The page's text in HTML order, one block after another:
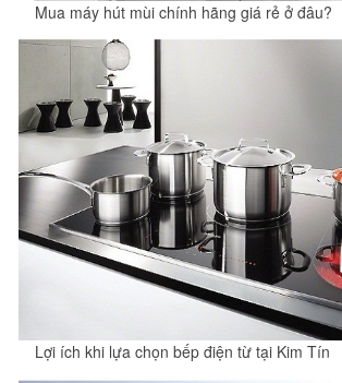
Mua máy hút mùi chính hãng giá rẻ ở đâu?
Lợi ích khi lựa chọn bếp điện từ tại Kim Tín